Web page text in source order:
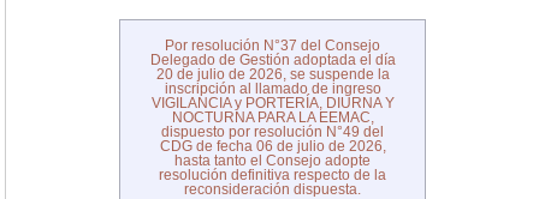
Por resolución N°37 del Consejo
Delegado de Gestión adoptada el día
20 de julio de 2026, se suspende la
inscripción al llamado de ingreso
VIGILANCIA y PORTERÍA, DIURNA Y
NOCTURNA PARA LA EEMAC,
dispuesto por resolución N°49 del
CDG de fecha 06 de julio de 2026,
hasta tanto el Consejo adopte
resolución definitiva respecto de la
reconsideración dispuesta.